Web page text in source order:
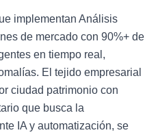
implementan Análisis
de mercado con 90%+ de
en tiempo real,
El tejido empresarial
ciudad patrimonio con
que busca la
IA y automatización, se